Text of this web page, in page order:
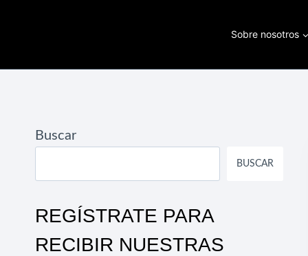
Sobre nosotros
Buscar
BUSCAR
REGÍSTRATE PARA
RECIBIR NUESTRAS